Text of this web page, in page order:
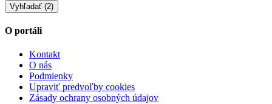
O portáli
Kontakt
O nás
Podmienky
Upraviť predvoľby cookies
Zásady ochrany osobných údajov